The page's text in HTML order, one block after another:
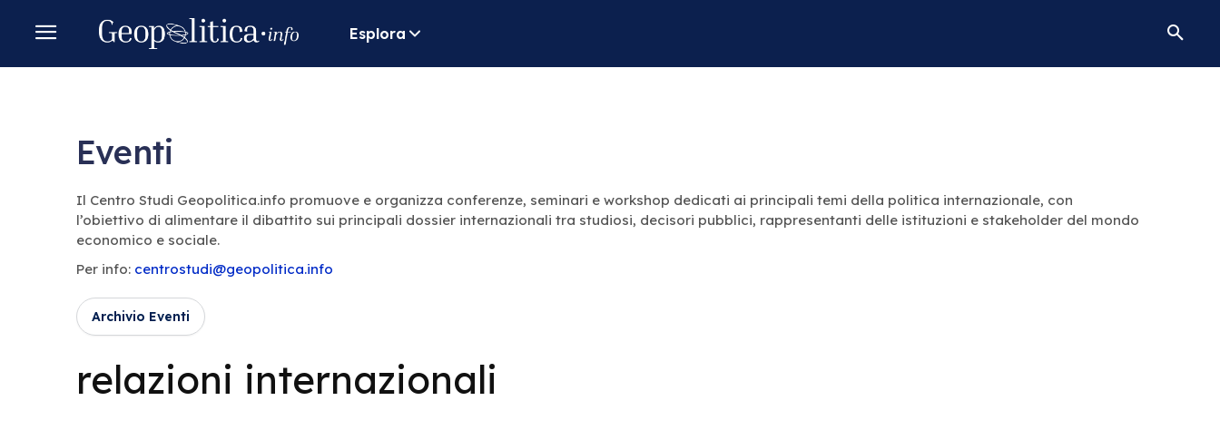
Esplora
Eventi
Il Centro Studi Geopolitica.info promuove e organizza conferenze, seminari e workshop dedicati ai principali temi della politica internazionale, con
l’obiettivo di alimentare il dibattito sui principali dossier internazionali tra studiosi, decisori pubblici, rappresentanti delle istituzioni e stakeholder del mondo
economico e sociale.
Per info: centrostudi@geopolitica.info
Archivio Eventi
relazioni internazionali